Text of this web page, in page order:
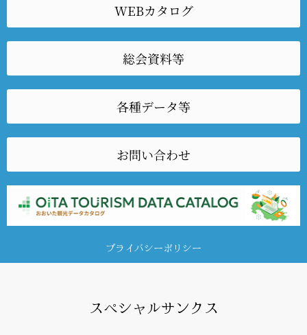
WEBカタログ
総会資料等
各種データ等
お問い合わせ
プライバシーポリシー
スペシャルサンクス